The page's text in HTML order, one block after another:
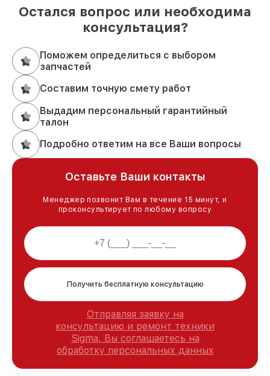
Остался вопрос или необходима
консультация?
Поможем определиться с выбором
запчастей
Составим точную смету работ
Выдадим персональный гарантийный
талон
Подробно ответим на все Ваши вопросы
Оставьте Ваши контакты
Менеджер позвонит Вам в течение 15 минут, и
проконсультирует по любому вопросу
Получить бесплатную консультацию
Отправляя заявку на
консультацию и ремонт техники
Sigma, Вы соглашаетесь на
обработку персональных данных